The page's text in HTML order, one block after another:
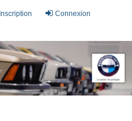
Connexion
Inscription